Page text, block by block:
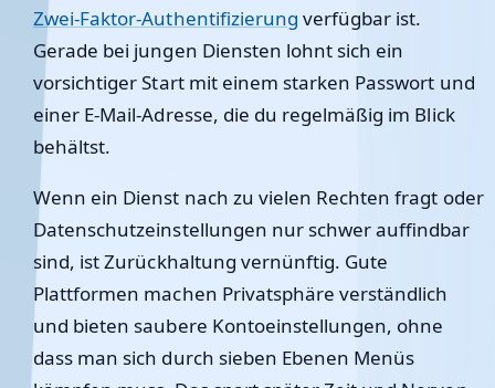
Zwei-Faktor-Authentifizierung verfügbar ist.
Gerade bei jungen Diensten lohnt sich ein
vorsichtiger Start mit einem starken Passwort und
einer E-Mail-Adresse, die du regelmäßig im Blick
behältst.
Wenn ein Dienst nach zu vielen Rechten fragt oder
Datenschutzeinstellungen nur schwer auffindbar
sind, ist Zurückhaltung vernünftig. Gute
Plattformen machen Privatsphäre verständlich
und bieten saubere Kontoeinstellungen, ohne
dass man sich durch sieben Ebenen Menüs